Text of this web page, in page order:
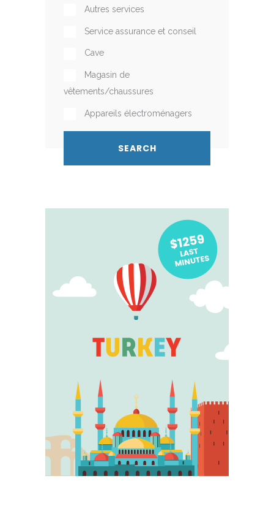
Autres services
Service assurance et conseil
Cave
Magasin de
vêtements/chaussures
Appareils électroménagers